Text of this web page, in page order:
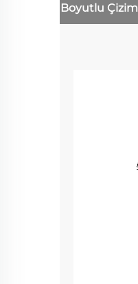
Boyutlu Çizim